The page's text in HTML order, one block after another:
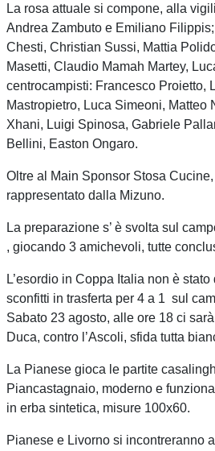
La rosa attuale si compone, alla
Andrea Zambuto e Emiliano
Chesti, Christian Sussi, Mattia
Masetti, Claudio Mamah Martey,
centrocampisti: Francesco Proietto,
Mastropietro, Luca Simeoni, Matteo
Xhani, Luigi Spinosa, Gabriele
Bellini, Easton Ongaro.
Oltre al Main Sponsor Stosa
rappresentato dalla Mizuno.
La preparazione s’ è svolta sul
, giocando 3 amichevoli, tutte
L’esordio in Coppa Italia non è
sconfitti in trasferta per 4 a 1 sul
Sabato 23 agosto, alle ore 18 ci
Duca, contro l’Ascoli, sfida tutta
La Pianese gioca le partite
Piancastagnaio, moderno e
in erba sintetica, misure 100x60.
Pianese e Livorno si incontreranno